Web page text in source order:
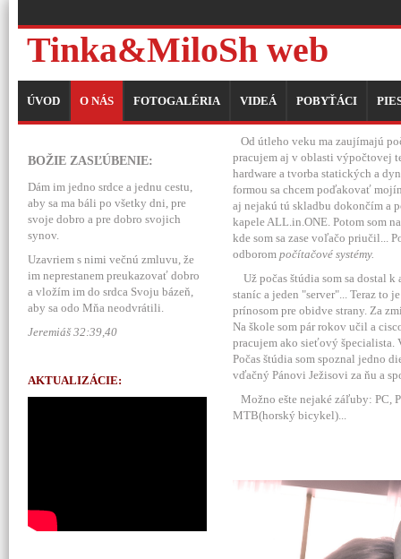
Tinka&MiloSh web
ÚVOD O NÁS FOTOGALÉRIA VIDEÁ POBYŤÁCI
BOŽIE ZASĽÚBENIE:
Dám im jedno srdce a jednu cestu,
aby sa ma báli po všetky dni, pre
svoje dobro a pre dobro svojich
synov.
Uzavriem s nimi večnú zmluvu, že
im neprestanem preukazovať dobro
a vložím im do srdca Svoju bázeň,
aby sa odo Mňa neodvrátili.
Jeremiáš 32:39,40
AKTUALIZÁCIE:
Od útleho veku ma zaujímajú
pracujem aj v oblasti výpočtovej
hardware a tvorba statických a
formou sa chcem poďakovať
aj nejakú tú skladbu dokončím a
kapele ALL.in.ONE. Potom som
kde som sa zase voľačo priučil...
odborom počítačové systémy.
Už počas štúdia som sa dostal
staníc a jeden "server"... Teraz to
prínosom pre obidve strany. Za
Na škole som pár rokov učil a
pracujem ako sieťový špecialista.
Počas štúdia som spoznal jedno
vďačný Pánovi Ježisovi za ňu a
Možno ešte nejaké záľuby: PC,
MTB(horský bicykel)...